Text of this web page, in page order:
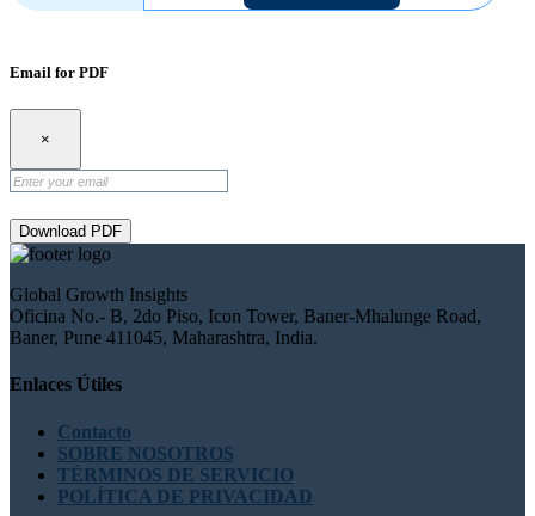
Email for PDF
×
Download PDF
Global Growth Insights
Oficina No.- B, 2do Piso, Icon Tower, Baner-Mhalunge Road,
Baner, Pune 411045, Maharashtra, India.
Enlaces Útiles
Contacto
SOBRE NOSOTROS
TÉRMINOS DE SERVICIO
POLÍTICA DE PRIVACIDAD